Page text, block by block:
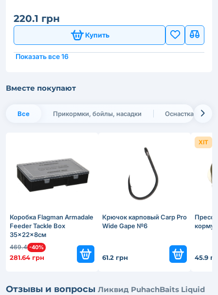
220.1 грн
Купить
Показать все 16
Вместе покупают
Все Прикормки, бойлы, насадки Оснастка,
Коробка Flagman Armadale
Feeder Tackle Box
35x22x8см
469.4 -40%
281.64 грн
Крючок карповый Carp Pro
Wide Gape №6
61.2 грн
ХІТ
45.9
Отзывы и вопросы Ликвид PuhachBaits Liquid